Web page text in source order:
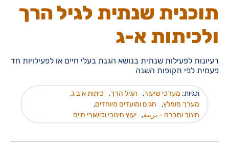
תוכנית שנתית לגיל הרך
ולכיתות א-ג
רעיונות לפעילות שנתית בנושא הגנת בעלי חיים או לפעילויות חד
פעמית לפי תקופות השנה
תגיות: מערכי שיעור, הגיל הרך, כיתות א ב ג,
מערך מומלץ, חגים ומועדים מיוחדים,
חינוך וחברה - تربية, יעוץ חינוכי וכישורי חיים